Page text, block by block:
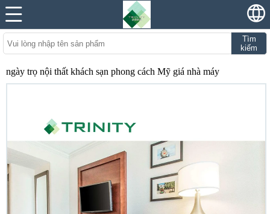
Tìm
kiếm
ngày trọ nội thất khách sạn phong cách Mỹ giá nhà máy